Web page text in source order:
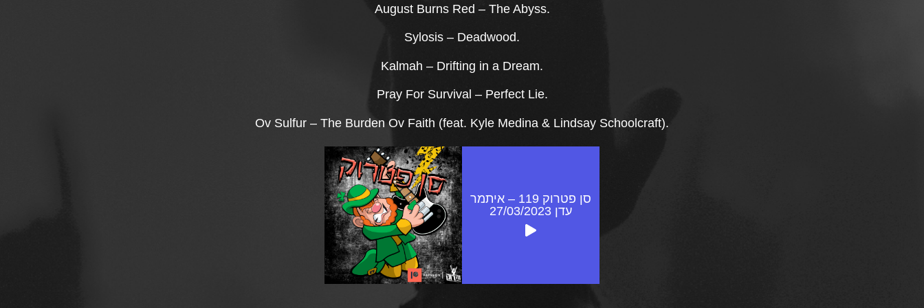
August Burns Red – The Abyss.
Sylosis – Deadwood.
Kalmah – Drifting in a Dream.
Pray For Survival – Perfect Lie.
Ov Sulfur – The Burden Ov Faith (feat. Kyle Medina & Lindsay Schoolcraft).
סן פטרוק 119 – איתמר
עדן 27/03/2023